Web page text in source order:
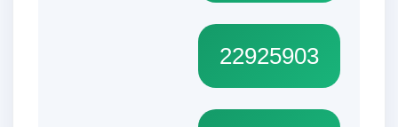
22925903